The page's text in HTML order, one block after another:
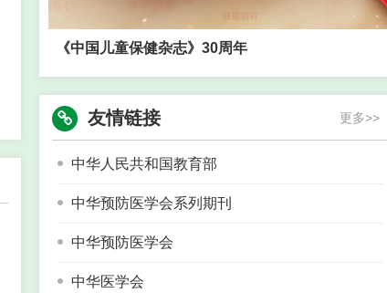
防医学与卫生学高质量科技期刊分级目录”
2025-04-27
高校科技期刊建设示范案例库.百佳科技期刊”
2025-01-10
《中国儿童保健杂志》2025年出刊计划
祝贺《中国儿童保健杂志》首次被科技期刊世界
影响力指数（WJCI）报告收录
《中国儿童保健杂志》30周年
友情链接 更多>>
中华人民共和国教育部
中华预防医学会系列期刊
中华预防医学会
中华医学会